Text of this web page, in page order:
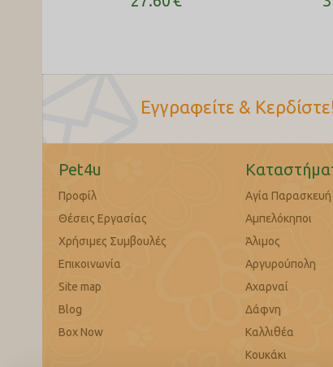
Εγγραφείτε &
Pet4u
Προφίλ
Θέσεις Εργασίας
Χρήσιμες Συμβουλές
Επικοινωνία
Site map
Blog
Box Now
Αγία Παρασκευή
Αμπελόκηποι
Άλιμος
Αργυρούπολη
Αχαρναί
Δάφνη
Καλλιθέα
Κουκάκι